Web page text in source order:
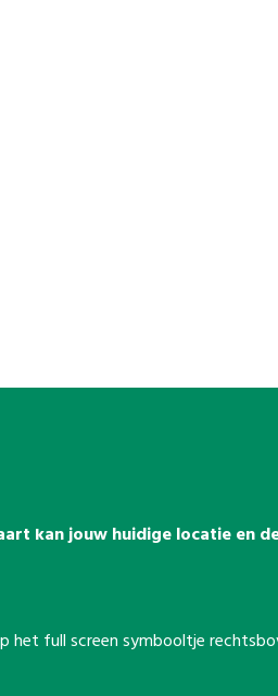
kan jouw huidige locatie en
het full screen symbooltje